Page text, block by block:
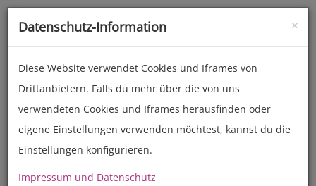
Toggle
MANZ Spezial
Backseminar
×
Datenschutz-Information
Diese Website verwendet Cookies und Iframes von
Drittanbietern. Falls du mehr über die von uns
verwendeten Cookies und Iframes herausfinden oder
eigene Einstellungen verwenden möchtest, kannst du die
Einstellungen konfigurieren.
Impressum und Datenschutz